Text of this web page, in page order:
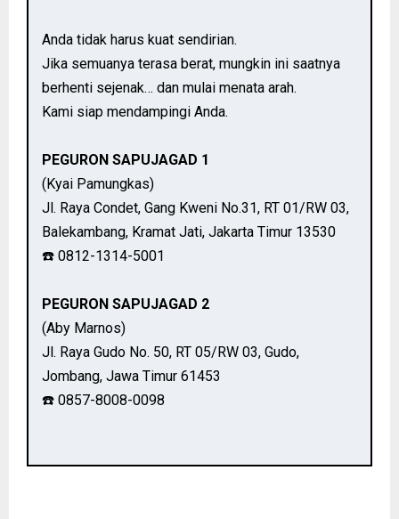
Anda tidak harus kuat sendirian.
Jika semuanya terasa berat, mungkin ini saatnya
berhenti sejenak… dan mulai menata arah.
Kami siap mendampingi Anda.
PEGURON SAPUJAGAD 1
(Kyai Pamungkas)
Jl. Raya Condet, Gang Kweni No.31, RT 01/RW 03,
Balekambang, Kramat Jati, Jakarta Timur 13530
☎️ 0812-1314-5001
PEGURON SAPUJAGAD 2
(Aby Marnos)
Jl. Raya Gudo No. 50, RT 05/RW 03, Gudo,
Jombang, Jawa Timur 61453
☎️ 0857-8008-0098